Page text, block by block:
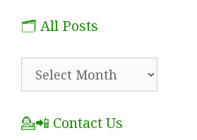
🗂️ All Posts
💁📲 Contact Us